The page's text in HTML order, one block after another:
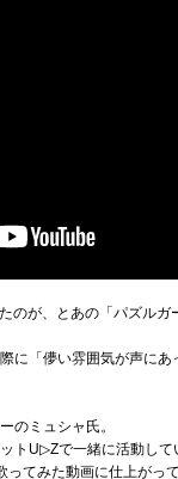
が、とあの「パズルガ
に「儚い雰囲気が声に
のミュシャ氏。
トU▷Zで一緒に活動して
てみた動画に仕上がって